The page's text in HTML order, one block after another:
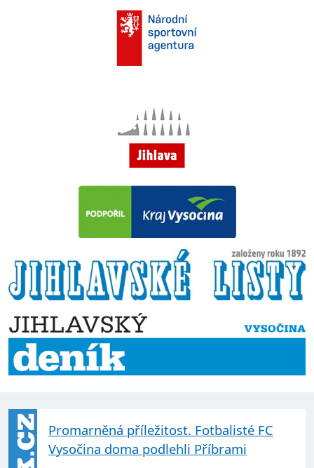
Promarněná příležitost. Fotbalisté FC
Vysočina doma podlehli Příbrami